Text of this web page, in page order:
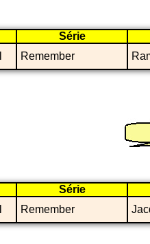
Série
Remember
Série
Remember